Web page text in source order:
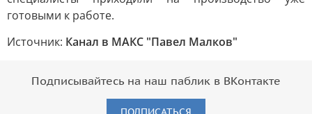
готовыми к работе.
Источник: Канал в МАКС "Павел Малков"
Подписывайтесь на наш паблик в ВКонтакте